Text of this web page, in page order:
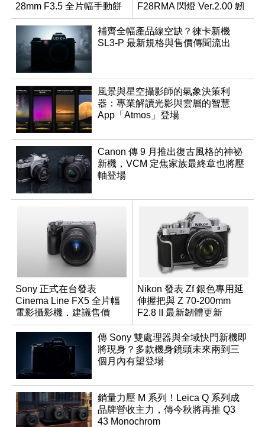
28mm F3.5 全片幅手動餅
乾鏡
F28RMA 閃燈 Ver.2.00 韌
體
補齊全幅產品線空缺？徠卡新機
SL3-P 最新規格與售價傳聞流出
風景與星空攝影師的氣象決策利
器：專業解讀光影與雲層的智慧
App「Atmos」登場
Canon 傳 9 月推出復古風格的神祕
新機，VCM 定焦家族最終章也將壓
軸登場
Sony 正式在台發表
Cinema Line FX5 全片幅
電影攝影機，建議售價
NT$144,980
Nikon 發表 Zf 銀色專用延
伸握把與 Z 70-200mm
F2.8 II 最新韌體更新
傳 Sony 雙處理器與全域快門新機即
將現身？多款機身鏡頭未來兩到三
個月內有望登場
銷量力壓 M 系列！Leica Q 系列成
品牌營收主力，傳今秋將再推 Q3
43 Monochrom